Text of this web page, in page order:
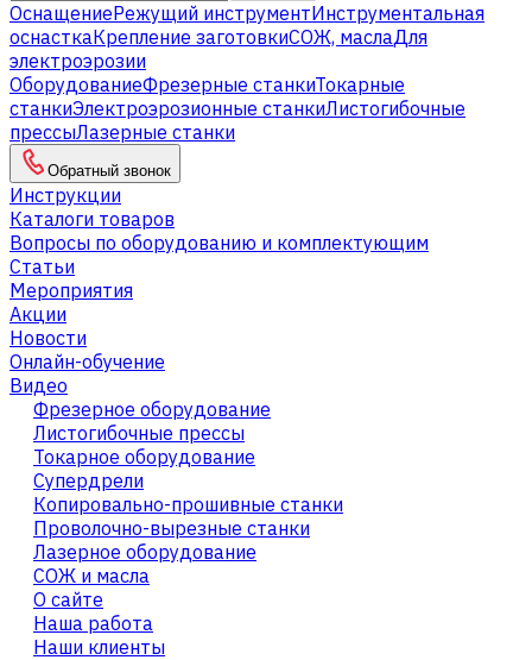
ОснащениеРежущий инструментИнструментальная
оснасткаКрепление заготовкиСОЖ, маслаДля
электроэрозии
ОборудованиеФрезерные станкиТокарные
станкиЭлектроэрозионные станкиЛистогибочные
прессыЛазерные станки
Обратный звонок
Инструкции
Каталоги товаров
Вопросы по оборудованию и комплектующим
Статьи
Мероприятия
Акции
Новости
Онлайн-обучение
Видео
Фрезерное оборудование
Листогибочные прессы
Токарное оборудование
Cупердрели
Копировально-прошивные станки
Проволочно-вырезные станки
Лазерное оборудование
СОЖ и масла
О сайте
Наша работа
Наши клиенты